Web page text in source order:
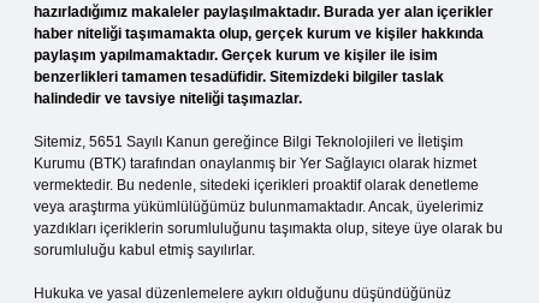
hazırladığımız makaleler paylaşılmaktadır. Burada yer alan içerikler
haber niteliği taşımamakta olup, gerçek kurum ve kişiler hakkında
paylaşım yapılmamaktadır. Gerçek kurum ve kişiler ile isim
benzerlikleri tamamen tesadüfidir. Sitemizdeki bilgiler taslak
halindedir ve tavsiye niteliği taşımazlar.
Sitemiz, 5651 Sayılı Kanun gereğince Bilgi Teknolojileri ve İletişim
Kurumu (BTK) tarafından onaylanmış bir Yer Sağlayıcı olarak hizmet
vermektedir. Bu nedenle, sitedeki içerikleri proaktif olarak denetleme
veya araştırma yükümlülüğümüz bulunmamaktadır. Ancak, üyelerimiz
yazdıkları içeriklerin sorumluluğunu taşımakta olup, siteye üye olarak bu
sorumluluğu kabul etmiş sayılırlar.
Hukuka ve yasal düzenlemelere aykırı olduğunu düşündüğünüz